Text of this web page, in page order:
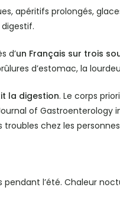
apéritifs prolongés,
d’un Français sur trois
d’estomac, la
la digestion. Le corps
of
chez les personnes
l’été. Chaleur